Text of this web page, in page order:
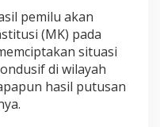
pemilu akan
(MK) pada
situasi
di wilayah
hasil putusan